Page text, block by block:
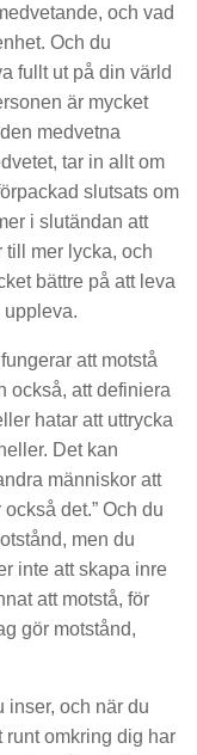
och vad
Och du
fullt ut på din värld
är mycket
medvetna
tar in allt om
slutsats om
i slutändan att
till mer lycka, och
bättre på att leva
att motstå
också, att definiera
hatar att uttrycka
Det kan
människor att
det.” Och du
men du
inte att skapa inre
att motstå, för
gör motstånd,
inser, och när du
omkring dig har